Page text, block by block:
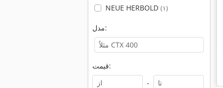
NEUE HERBOLD (۱)
مدل:
قیمت:
-